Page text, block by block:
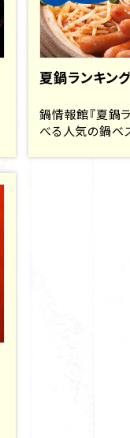
夏鍋ランキン
鍋情報館『夏鍋
べる人気の鍋ベ